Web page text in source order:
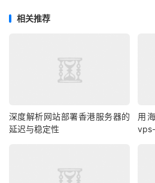
相关推荐
深度解析网站部署香港服务器的
延迟与稳定性
用